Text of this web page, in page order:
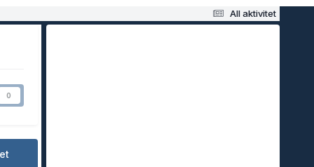
All aktivitet
0